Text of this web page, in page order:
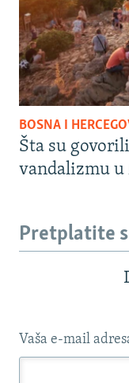
BOSNA I
Šta su
vandalizmu u
Pretplatite
Vaša e-mail